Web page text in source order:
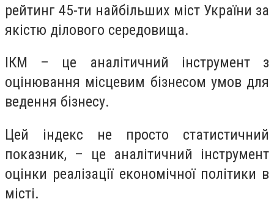
рейтинг 45-ти найбільших міст України за
якістю ділового середовища.
ІКМ – це аналітичний інструмент з
оцінювання місцевим бізнесом умов для
ведення бізнесу.
Цей індекс не просто статистичний
показник, – це аналітичний інструмент
оцінки реалізації економічної політики в
місті.